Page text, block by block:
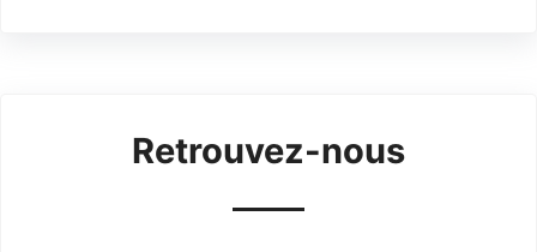
Retrouvez-nous